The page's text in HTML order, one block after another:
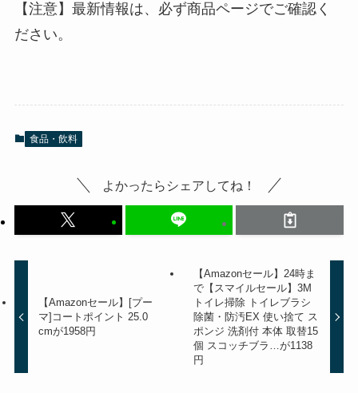
【注意】最新情報は、必ず商品ページでご確認く
ださい。
食品・飲料
よかったらシェアしてね！
【Amazonセール】[プー
マ]コートポイント 25.0
cmが1958円
【Amazonセール】24時ま
で【スマイルセール】3M
トイレ掃除 トイレブラシ
除菌・防汚EX 使い捨て ス
ポンジ 洗剤付 本体 取替15
個 スコッチブラ…が1138
円